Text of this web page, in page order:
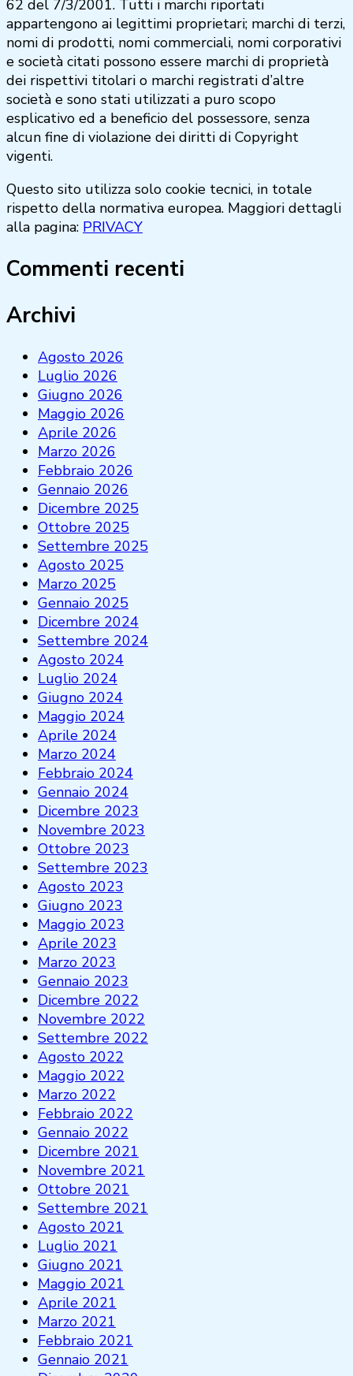
62 del 7/3/2001. Tutti i marchi riportati
appartengono ai legittimi proprietari; marchi di terzi,
nomi di prodotti, nomi commerciali, nomi corporativi
e società citati possono essere marchi di proprietà
dei rispettivi titolari o marchi registrati d’altre
società e sono stati utilizzati a puro scopo
esplicativo ed a beneficio del possessore, senza
alcun fine di violazione dei diritti di Copyright
vigenti.
Questo sito utilizza solo cookie tecnici, in totale
rispetto della normativa europea. Maggiori dettagli
alla pagina: PRIVACY
Commenti recenti
Archivi
Agosto 2026
Luglio 2026
Giugno 2026
Maggio 2026
Aprile 2026
Marzo 2026
Febbraio 2026
Gennaio 2026
Dicembre 2025
Ottobre 2025
Settembre 2025
Agosto 2025
Marzo 2025
Gennaio 2025
Dicembre 2024
Settembre 2024
Agosto 2024
Luglio 2024
Giugno 2024
Maggio 2024
Aprile 2024
Marzo 2024
Febbraio 2024
Gennaio 2024
Dicembre 2023
Novembre 2023
Ottobre 2023
Settembre 2023
Agosto 2023
Giugno 2023
Maggio 2023
Aprile 2023
Marzo 2023
Gennaio 2023
Dicembre 2022
Novembre 2022
Settembre 2022
Agosto 2022
Maggio 2022
Marzo 2022
Febbraio 2022
Gennaio 2022
Dicembre 2021
Novembre 2021
Ottobre 2021
Settembre 2021
Agosto 2021
Luglio 2021
Giugno 2021
Maggio 2021
Aprile 2021
Marzo 2021
Febbraio 2021
Gennaio 2021